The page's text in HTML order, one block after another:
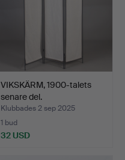
VIKSKÄRM, 1900-talets
senare del.
Klubbades 2 sep 2025
1 bud
32 USD